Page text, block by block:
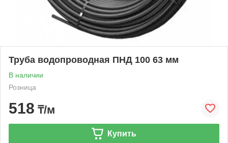
Труба водопроводная ПНД 100 63 мм
В наличии
Розница
518 ₸/м
Купить